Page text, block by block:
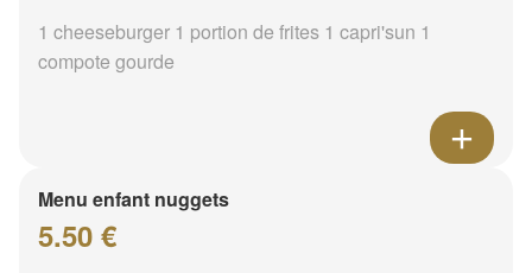
1 cheeseburger 1 portion de frites 1 capri'sun 1
compote gourde
Menu enfant nuggets
5.50 €